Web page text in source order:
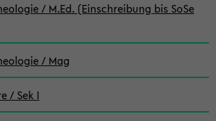
/ M.Ed. (Einschreibung bis SoSe
/ Mag
/ Sek I